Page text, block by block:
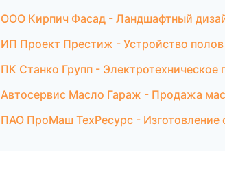
ООО Кирпич Фасад - Ландшафтный
ИП Проект Престиж - Устройство
ПК Станко Групп - Электротехническое
Автосервис Масло Гараж - Продажа
ПАО ПроМаш ТехРесурс - Изготовление